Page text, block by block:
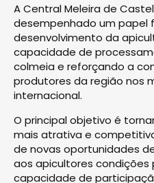
A Central Meleira de
desempenhado um papel
desenvolvimento da
capacidade de
colmeia e reforçando a
produtores da região nos
internacional.
O principal objetivo é
mais atrativa e
de novas oportunidades
aos apicultores condições
capacidade de